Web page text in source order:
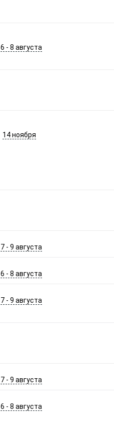
6 - 8 августа
14 ноября
7 - 9 августа
6 - 8 августа
7 - 9 августа
7 - 9 августа
6 - 8 августа